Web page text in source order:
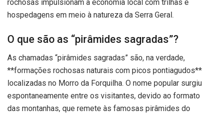
rochosas impulsionam a economia local com trilhas e
hospedagens em meio à natureza da Serra Geral.
O que são as “pirâmides sagradas”?
As chamadas “pirâmides sagradas” são, na verdade,
**formações rochosas naturais com picos pontiagudos**
localizadas no Morro da Forquilha. O nome popular surgiu
espontaneamente entre os visitantes, devido ao formato
das montanhas, que remete às famosas pirâmides do